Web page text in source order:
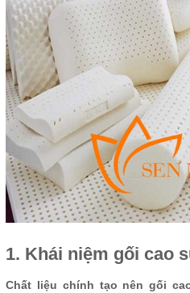
1. Khái niệm gối cao
Chất liệu chính tạo nên gối